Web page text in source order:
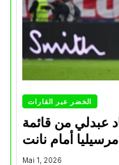
الخضر عبر القارات
عبدلي من قائمة
مرسيليا أمام نانت
Mai 1, 2026